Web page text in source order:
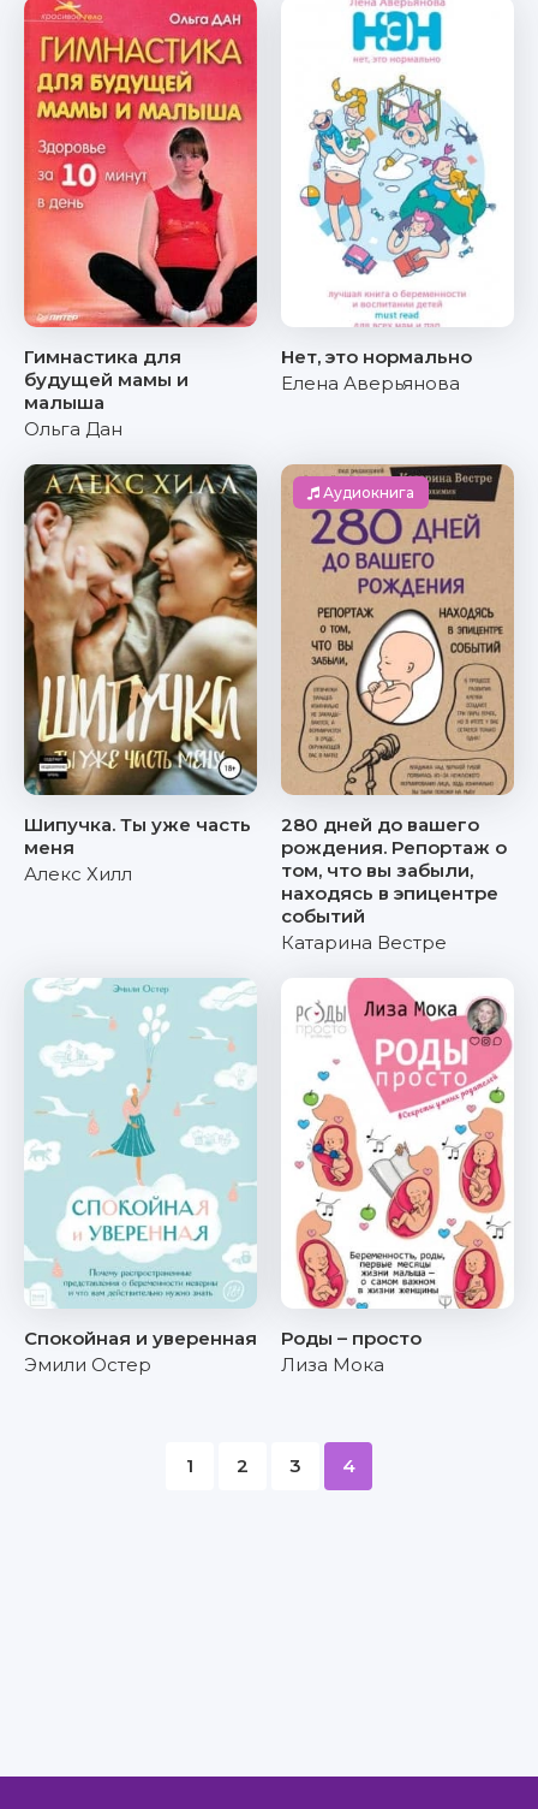
Гимнастика для
будущей мамы и
малыша
Ольга Дан
Нет, это нормально
Елена Аверьянова
Шипучка. Ты уже часть
меня
Алекс Хилл
Аудиокнига
280 дней до вашего
рождения. Репортаж о
том, что вы забыли,
находясь в эпицентре
событий
Катарина Вестре
Спокойная и уверенная
Эмили Остер
Роды – просто
Лиза Мока
1 2 3 4